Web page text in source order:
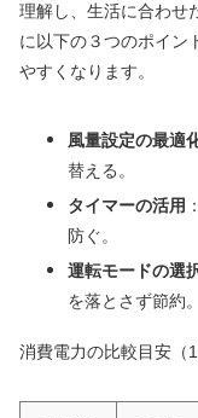
理解し、生活に合わせ
に以下の３つのポイン
やすくなります。
風量設定の最適
替える。
タイマーの活用
防ぐ。
運転モードの選
を落とさず節約。
消費電力の比較目安（1